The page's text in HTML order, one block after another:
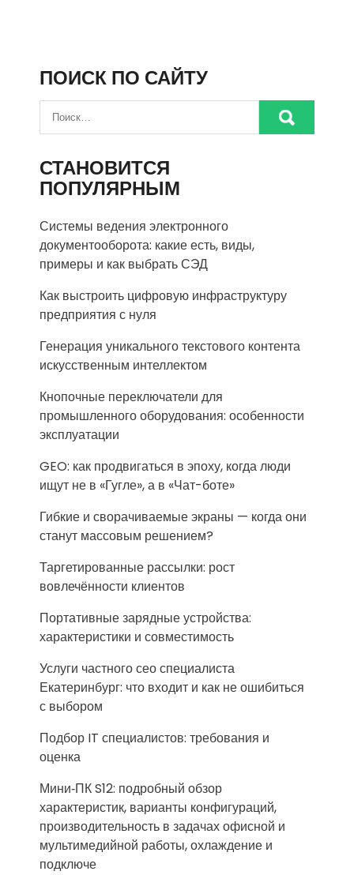
ПОИСК ПО САЙТУ
СТАНОВИТСЯ
ПОПУЛЯРНЫМ
Системы ведения электронного
документооборота: какие есть, виды,
примеры и как выбрать СЭД
Как выстроить цифровую инфраструктуру
предприятия с нуля
Генерация уникального текстового контента
искусственным интеллектом
Кнопочные переключатели для
промышленного оборудования: особенности
эксплуатации
GEO: как продвигаться в эпоху, когда люди
ищут не в «Гугле», а в «Чат-боте»
Гибкие и сворачиваемые экраны — когда они
станут массовым решением?
Таргетированные рассылки: рост
вовлечённости клиентов
Портативные зарядные устройства:
характеристики и совместимость
Услуги частного сео специалиста
Екатеринбург: что входит и как не ошибиться
с выбором
Подбор IT специалистов: требования и
оценка
Мини‑ПК S12: подробный обзор
характеристик, варианты конфигураций,
производительность в задачах офисной и
мультимедийной работы, охлаждение и
подключе